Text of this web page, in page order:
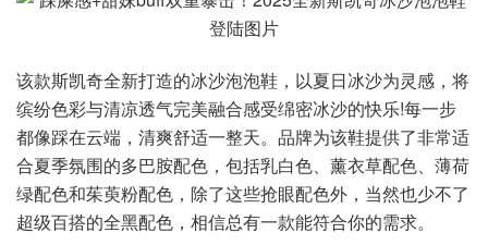
该款斯凯奇全新打造的冰沙泡泡鞋，以夏日冰沙为灵感，将
缤纷色彩与清凉透气完美融合感受绵密冰沙的快乐!每一步
都像踩在云端，清爽舒适一整天。品牌为该鞋提供了非常适
合夏季氛围的多巴胺配色，包括乳白色、薰衣草配色、薄荷
绿配色和茱萸粉配色，除了这些抢眼配色外，当然也少不了
超级百搭的全黑配色，相信总有一款能符合你的需求。